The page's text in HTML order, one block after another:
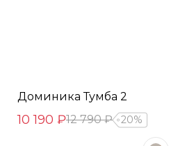
Доминика Тумба 2
10 190 ₽12 790 ₽ 20%